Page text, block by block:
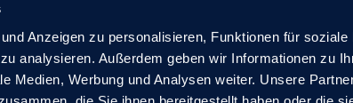
Anzeigen zu personalisieren, Funktionen für
analysieren. Außerdem geben wir Informationen zu
Medien, Werbung und Analysen weiter. Unsere